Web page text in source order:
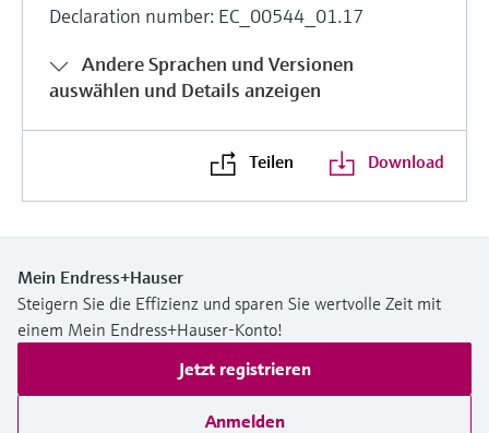
Declaration number: EC_00544_01.17
Andere Sprachen und Versionen
auswählen und Details anzeigen
Teilen Download
Mein Endress+Hauser
Steigern Sie die Effizienz und sparen Sie wertvolle Zeit mit
einem Mein Endress+Hauser-Konto!
Jetzt registrieren
Anmelden